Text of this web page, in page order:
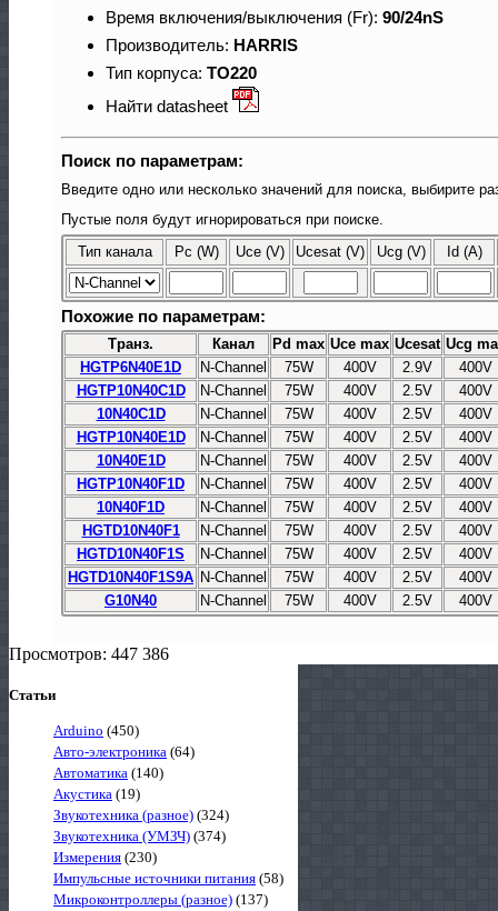
Время включения/выключения (Fr): 90/24nS
Производитель: HARRIS
Тип корпуса: TO220
Найти datasheet
Поиск по параметрам:
Введите одно или несколько значений для поиска, выбирите
Пустые поля будут игнорироваться при поиске.
Тип канала Pc (W) Uce (V) Ucesat (V) Ucg (V) Id (A)
Похожие по параметрам:
Транз. Канал Pd max Uce max Ucesat Ucg
HGTP6N40E1D
N-Channel 75W 400V 2.9V
400V
HGTP10N40C1D
N-Channel 75W 400V 2.5V
400V
10N40C1D
N-Channel 75W 400V 2.5V
400V
HGTP10N40E1D
N-Channel 75W 400V 2.5V
400V
10N40E1D
N-Channel 75W 400V 2.5V
400V
HGTP10N40F1D
N-Channel 75W 400V 2.5V
400V
10N40F1D
N-Channel 75W 400V 2.5V
400V
HGTD10N40F1
N-Channel 75W 400V 2.5V
400V
HGTD10N40F1S
N-Channel 75W 400V 2.5V
400V
HGTD10N40F1S9A N-Channel 75W 400V 2.5V
400V
G10N40
N-Channel 75W 400V 2.5V 400V
Просмотров: 447 386
Статьи
Arduino (450)
Авто-электроника (64)
Автоматика (140)
Акустика (19)
Звукотехника (разное) (324)
Звукотехника (УМЗЧ) (374)
Измерения (230)
Импульсные источники питания (58)
Микроконтроллеры (разное) (137)